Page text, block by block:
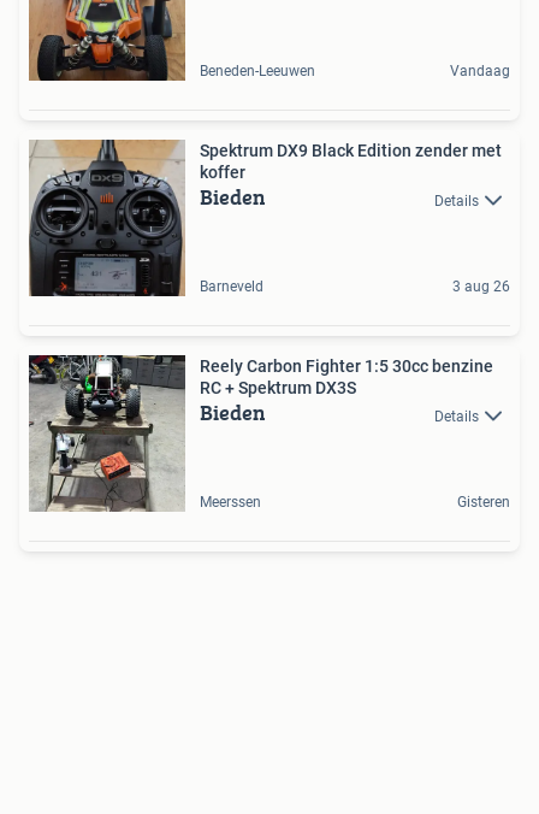
Beneden-Leeuwen Vandaag
Spektrum DX9 Black Edition zender met
koffer
Bieden Details
Barneveld 3 aug 26
Reely Carbon Fighter 1:5 30cc benzine
RC + Spektrum DX3S
Bieden Details
Meerssen Gisteren